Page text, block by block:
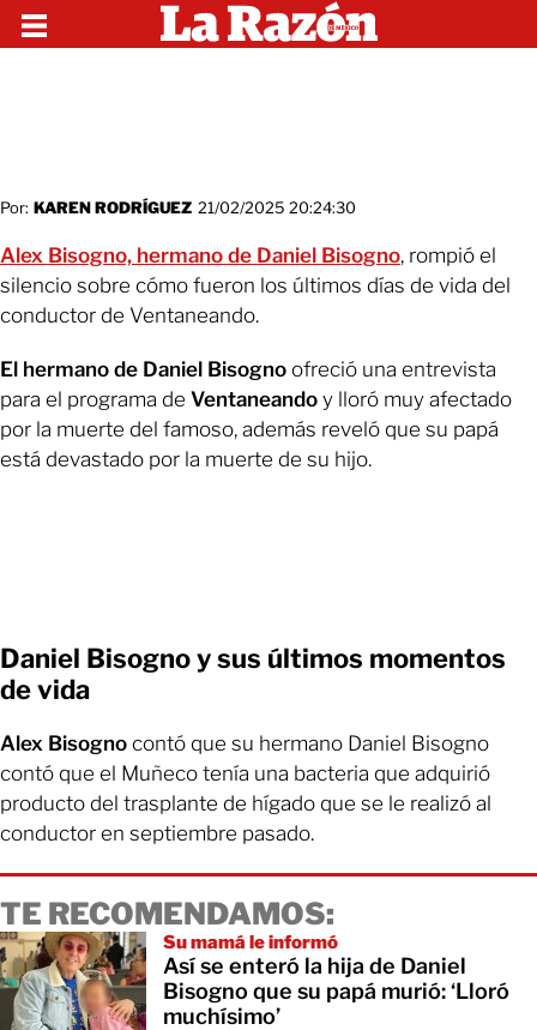
Por: KAREN RODRÍGUEZ 21/02/2025 20:24:30
Alex Bisogno, hermano de Daniel Bisogno, rompió el
silencio sobre cómo fueron los últimos días de vida del
conductor de Ventaneando.
El hermano de Daniel Bisogno ofreció una entrevista
para el programa de Ventaneando y lloró muy afectado
por la muerte del famoso, además reveló que su papá
está devastado por la muerte de su hijo.
Daniel Bisogno y sus últimos momentos
de vida
Alex Bisogno contó que su hermano Daniel Bisogno
contó que el Muñeco tenía una bacteria que adquirió
producto del trasplante de hígado que se le realizó al
conductor en septiembre pasado.
TE RECOMENDAMOS:
Su mamá le informó
Así se enteró la hija de Daniel
Bisogno que su papá murió: ‘Lloró
muchísimo’